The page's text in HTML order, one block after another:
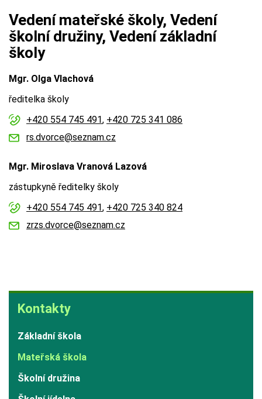
Kontakty
Kontakty
Základní škola
Mateřská škola
Školní družina
Vedení mateřské školy, Vedení
školní družiny, Vedení základní
školy
Mgr. Olga Vlachová
ředitelka školy
+420 554 745 491, +420 725 341 086
rs.dvorce@seznam.cz
Mgr. Miroslava Vranová Lazová
zástupkyně ředitelky školy
+420 554 745 491, +420 725 340 824
zrzs.dvorce@seznam.cz